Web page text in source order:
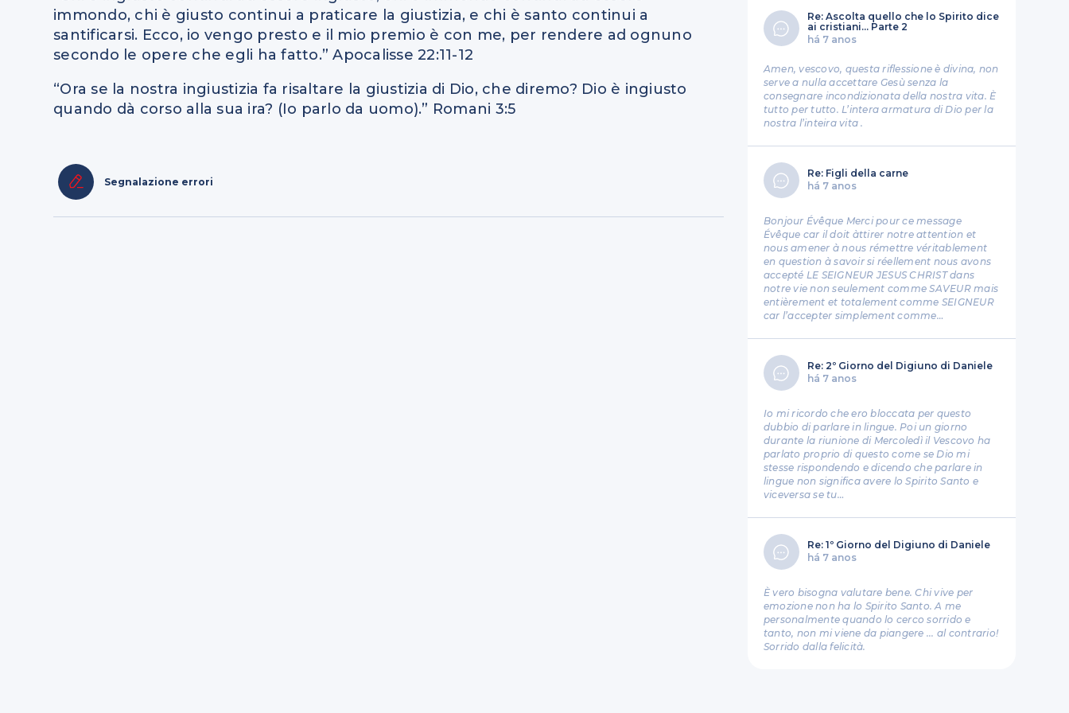
immondo, chi è giusto continui a praticare la giustizia, e chi è santo continui a
santificarsi. Ecco, io vengo presto e il mio premio è con me, per rendere ad ognuno
secondo le opere che egli ha fatto.” Apocalisse 22:11-12
“Ora se la nostra ingiustizia fa risaltare la giustizia di Dio, che diremo? Dio è ingiusto
quando dà corso alla sua ira? (Io parlo da uomo).” Romani 3:5
Segnalazione errori
Re: Ascolta quello che lo Spirito dice
ai cristiani... Parte 2
há 7 anos
Amen, vescovo, questa riflessione è divina, non
serve a nulla accettare Gesù senza la
consegnare incondizionata della nostra vita. È
tutto per tutto. L’intera armatura di Dio per la
nostra l’inteira vita .
Re: Figli della carne
há 7 anos
Bonjour Évêque Merci pour ce message
Évêque car il doit àttirer notre attention et
nous amener à nous rémettre véritablement
en question à savoir si réellement nous avons
accepté LE SEIGNEUR JESUS CHRIST dans
notre vie non seulement comme SAVEUR mais
entièrement et totalement comme SEIGNEUR
car l’accepter simplement comme…
Re: 2º Giorno del Digiuno di Daniele
há 7 anos
Io mi ricordo che ero bloccata per questo
dubbio di parlare in lingue. Poi un giorno
durante la riunione di Mercoledì il Vescovo ha
parlato proprio di questo come se Dio mi
stesse rispondendo e dicendo che parlare in
lingue non significa avere lo Spirito Santo e
viceversa se tu…
Re: 1º Giorno del Digiuno di Daniele
há 7 anos
È vero bisogna valutare bene. Chi vive per
emozione non ha lo Spirito Santo. A me
personalmente quando lo cerco sorrido e
tanto, non mi viene da piangere ... al contrario!
Sorrido dalla felicità.